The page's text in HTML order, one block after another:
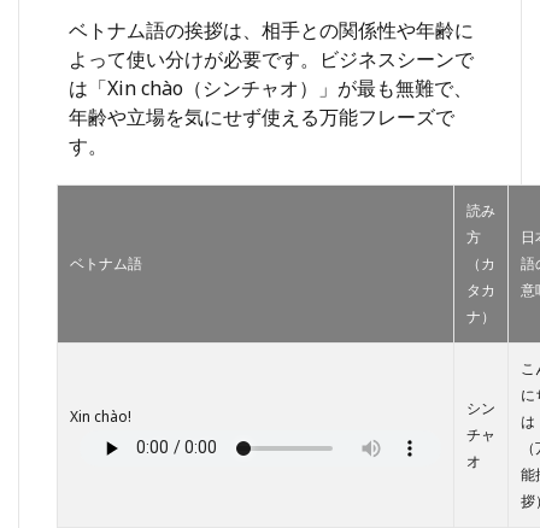
別に
のポ
イン
ト
めるべ
10.2
要な人
ドバイ
ベトナム語の挨拶は、相手との関係性や年齢に
よって使い分けが必要です。ビジネスシーンで
は「Xin chào（シンチャオ）」が最も無難で、
年齢や立場を気にせず使える万能フレーズで
す。
ベトナム語
読み
方
（カ
タカ
ナ）
日
語
意
Xin chào!
シン
チャ
オ
こ
に
は
能
拶